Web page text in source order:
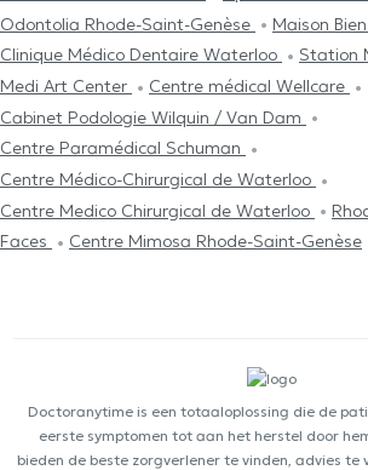
Odontolia Rhode-Saint-Genèse
Maison
Clinique Médico Dentaire Waterloo
Station
Medi Art Center
Centre médical Wellcare
Cabinet Podologie Wilquin / Van Dam
Centre Paramédical Schuman
Centre Médico-Chirurgical de Waterloo
Centre Medico Chirurgical de Waterloo
Faces
Centre Mimosa Rhode-Saint-Genèse
Doctoranytime is een totaaloplossing die de
eerste symptomen tot aan het herstel door
bieden de beste zorgverlener te vinden, advies te